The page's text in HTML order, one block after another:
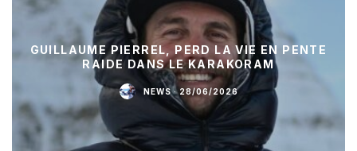
GUILLAUME PIERREL, PERD LA VIE EN PENTE
RAIDE DANS LE KARAKORAM
NEWS · 28/06/2026